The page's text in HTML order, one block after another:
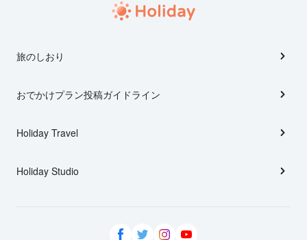
旅のしおり
おでかけプラン投稿ガイドライン
Holiday Travel
Holiday Studio